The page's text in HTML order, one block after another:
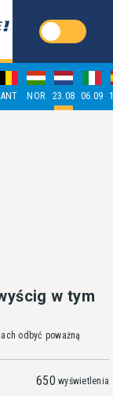
ANT NOR 23.08 06.09
w tym
odbyć poważną
650 wyświetlenia